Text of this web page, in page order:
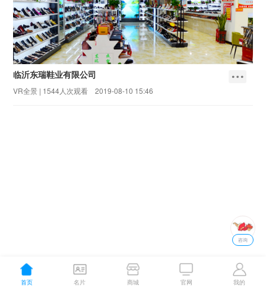
临沂东瑞鞋业有限公司
VR全景 | 1544人次观看 2019-08-10 15:46
咨询
首页 名片 商城 官网 我的